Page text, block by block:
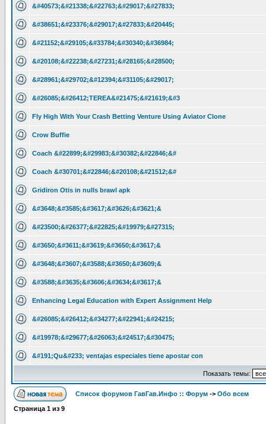
&#40573;&#21338;&#22763;&#29017;&#27833;
&#38651;&#23376;&#29017;&#27833;&#20445;
&#21152;&#29105;&#33784;&#30340;&#36984;
&#20108;&#22238;&#27231;&#28165;&#28500;
&#28961;&#29702;&#12394;&#31105;&#29017;
&#26085;&#26412;TEREA&#21475;&#21619;&#3
Fly High With Your Crash Betting Venture Using Aviator Clone
Crow Buffie
Coach &#22899;&#29983;&#30382;&#22846;&#
Coach &#30701;&#22846;&#20108;&#21512;&#
Gridiron Otis in nulls brawl apk
&#3648;&#3585;&#3617;&#3626;&#3621;&
&#23500;&#26377;&#22825;&#19979;&#27315;
&#3650;&#3611;&#3619;&#3650;&#3617;&
&#3648;&#3607;&#3588;&#3650;&#3609;&
&#3588;&#3635;&#3606;&#3634;&#3617;&
Enhancing Legal Education with Expert Assignment Help
&#26085;&#26412;&#34277;&#22941;&#24215;
&#19978;&#29677;&#26063;&#24517;&#30475;
&#191;Qu&#233; ventajas especiales tiene apostar con
Показать темы:
Список форумов ГавГав.Инфо :: Форум -> Обо всем
Страница 1 из 9